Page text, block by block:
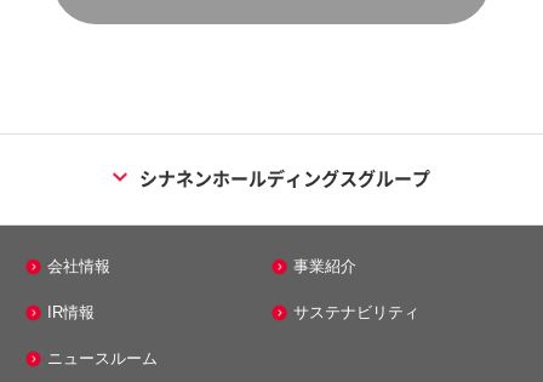
シナネンホールディングスグループ
エネルギー事業
株式会社ミノス
会社情報 事業紹介
IR情報 サステナビリティ
ニュースルーム